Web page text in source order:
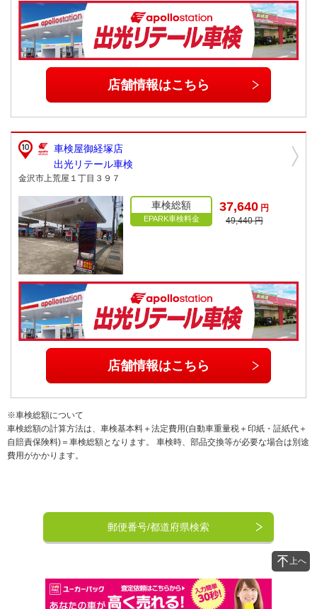
店舗情報はこちら
車検屋御経塚店
出光リテール車検
金沢市上荒屋１丁目３９７
車検総額
EPARK車検料金
37,640 円
49,440 円
店舗情報はこちら
※車検総額について
車検総額の計算方法は、車検基本料＋法定費用(自動車重量税＋印紙・証紙代＋
自賠責保険料)＝車検総額となります。 車検時、部品交換等が必要な場合は別途
費用がかかります。
郵便番号/都道府県検索
上へ